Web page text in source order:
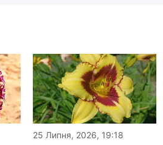
25 Липня, 2026, 19:18